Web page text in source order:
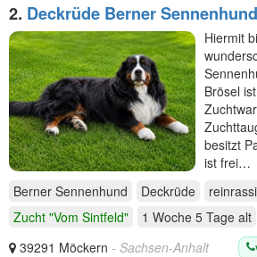
2. Deckrüde Berner Sennenhund
Hiermit
Brösel
besitzt
ist frei…
Berner Sennenhund
Deckrüde
Zucht "Vom Sintfeld"
1 Woche 5 Tage alt
39291 Möckern - Sachsen-Anhalt